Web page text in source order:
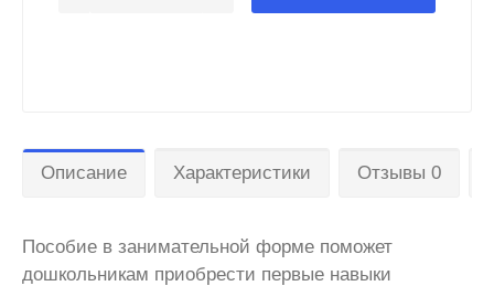
Описание Характеристики Отзывы 0
Пособие в занимательной форме поможет
дошкольникам приобрести первые навыки